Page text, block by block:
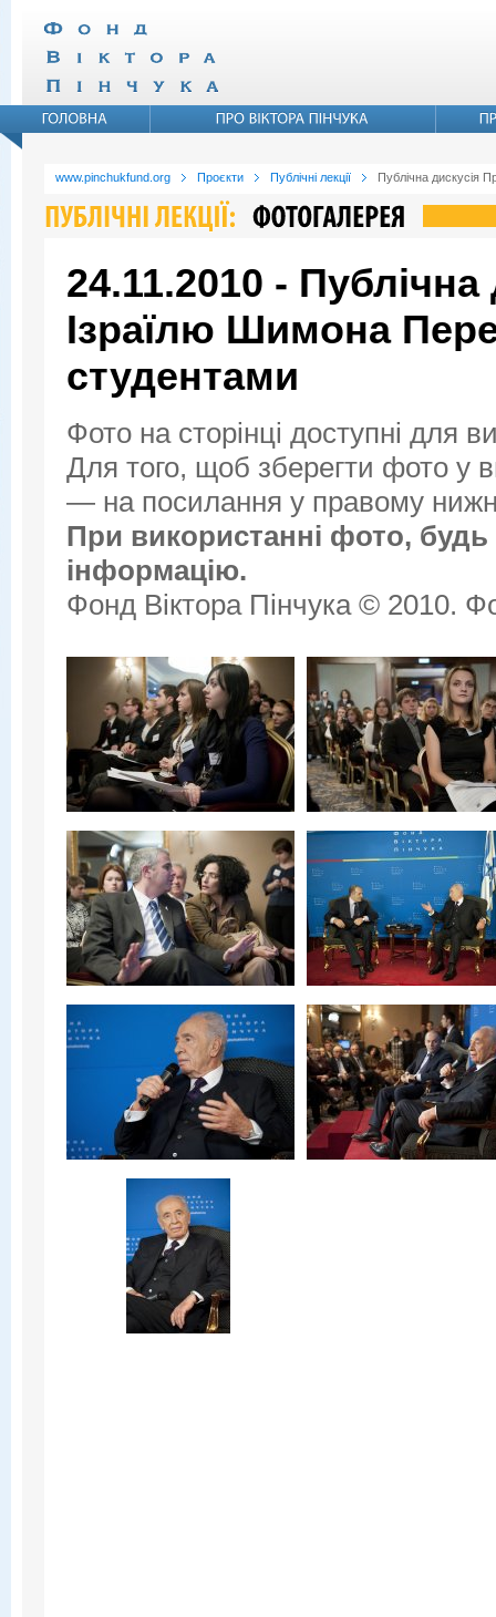
www.pinchukfund.org Проєкти Публічні лекції Публічна дискусія
24.11.2010 -
Ізраїлю Шимона
студентами
Фото на сторінці доступні для
Для того, щоб зберегти фото у
— на посилання у правому
При використанні фото, будь
інформацію.
Фонд Віктора Пінчука © 2010.